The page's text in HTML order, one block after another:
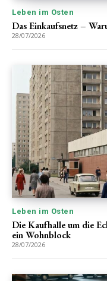
Leben im Osten
Das Einkaufsnetz –
28/07/2026
Leben im Osten
Die Kaufhalle um die
ein Wohnblock
28/07/2026